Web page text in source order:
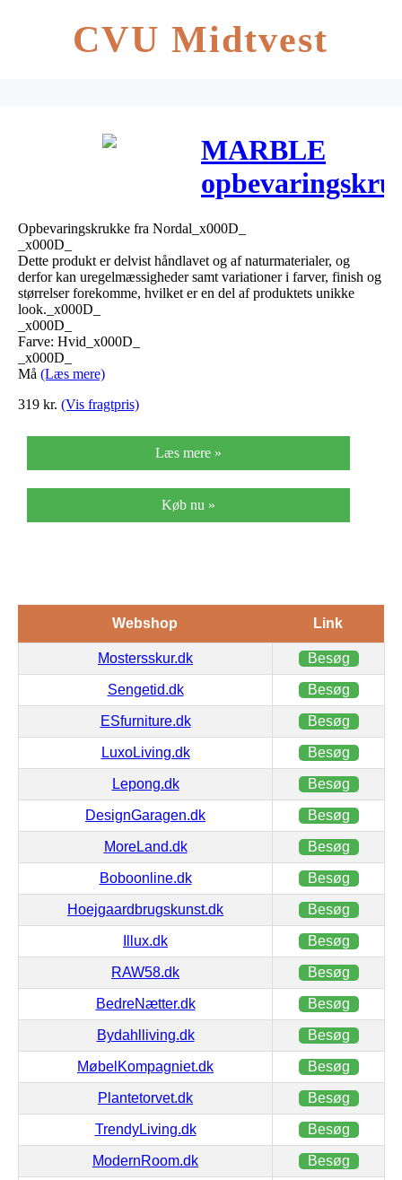
CVU Midtvest
MARBLE
i marmor –
h10 cm – hvid
Opbevaringskrukke fra Nordal_x000D_
_x000D_
Dette produkt er delvist håndlavet og af naturmaterialer, og
derfor kan uregelmæssigheder samt variationer i farver, finish og
størrelser forekomme, hvilket er en del af produktets unikke
look._x000D_
_x000D_
Farve: Hvid_x000D_
_x000D_
Må (Læs mere)
319 kr. (Vis fragtpris)
Læs mere »
Køb nu »
Webshop Link
Mostersskur.dk Besøg
Sengetid.dk Besøg
ESfurniture.dk Besøg
LuxoLiving.dk Besøg
Lepong.dk Besøg
DesignGaragen.dk Besøg
MoreLand.dk Besøg
Boboonline.dk Besøg
Hoejgaardbrugskunst.dk Besøg
Illux.dk Besøg
RAW58.dk Besøg
BedreNætter.dk Besøg
Bydahlliving.dk Besøg
MøbelKompagniet.dk Besøg
Plantetorvet.dk Besøg
TrendyLiving.dk Besøg
ModernRoom.dk Besøg